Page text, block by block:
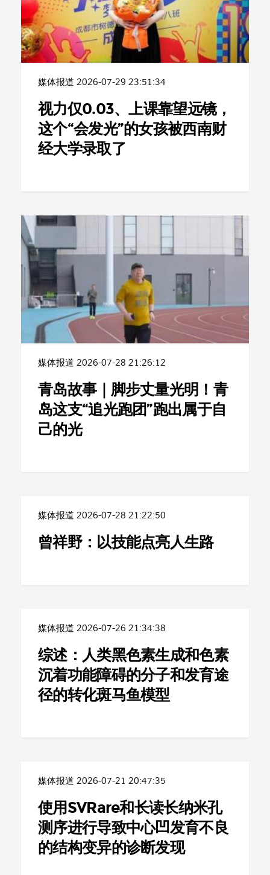
媒体报道 2026-07-29 23:51:34
视力仅0.03、上课靠望远镜，
这个“会发光”的女孩被西南财
经大学录取了
媒体报道 2026-07-28 21:26:12
青岛故事｜脚步丈量光明！青
岛这支“追光跑团”跑出属于自
己的光
媒体报道 2026-07-28 21:22:50
曾祥野：以技能点亮人生路
媒体报道 2026-07-26 21:34:38
综述：人类黑色素生成和色素
沉着功能障碍的分子和发育途
径的转化斑马鱼模型
媒体报道 2026-07-21 20:47:35
使用SVRare和长读长纳米孔
测序进行导致中心凹发育不良
的结构变异的诊断发现